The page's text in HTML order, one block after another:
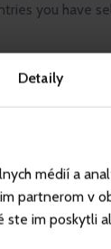
Detaily
médií a
partnerom v
im poskytli